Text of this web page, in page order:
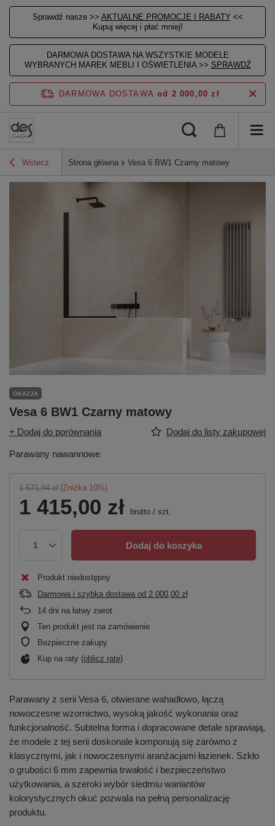
Sprawdź nasze >> AKTUALNE PROMOCJE I RABATY <<
Kupuj więcej i płać mniej!
DARMOWA DOSTAWA NA WSZYSTKIE MODELE
WYBRANYCH MAREK MEBLI I OŚWIETLENIA >> SPRAWDŹ
DARMOWA DOSTAWA od 2 000,00 zł
Wstecz Strona główna Vesa 6 BW1 Czarny matowy
OKAZJA
Vesa 6 BW1 Czarny matowy
+ Dodaj do porównania Dodaj do listy zakupowej
Parawany nawannowe
1 571,94 zł (Zniżka 10%)
1 415,00 zł brutto / szt.
Dodaj do koszyka
Produkt niedostępny
Darmowa i szybka dostawa od 2 000,00 zł
14 dni na łatwy zwrot
Ten produkt jest na zamówienie
Bezpieczne zakupy
Kup na raty (oblicz ratę)
Parawany z serii Vesa 6, otwierane wahadłowo, łączą
nowoczesne wzornictwo, wysoką jakość wykonania oraz
funkcjonalność. Subtelna forma i dopracowane detale sprawiają,
że modele z tej serii doskonale komponują się zarówno z
klasycznymi, jak i nowoczesnymi aranżacjami łazienek. Szkło
o grubości 6 mm zapewnia trwałość i bezpieczeństwo
użytkowania, a szeroki wybór siedmiu wariantów
kolorystycznych okuć pozwala na pełną personalizację
produktu.